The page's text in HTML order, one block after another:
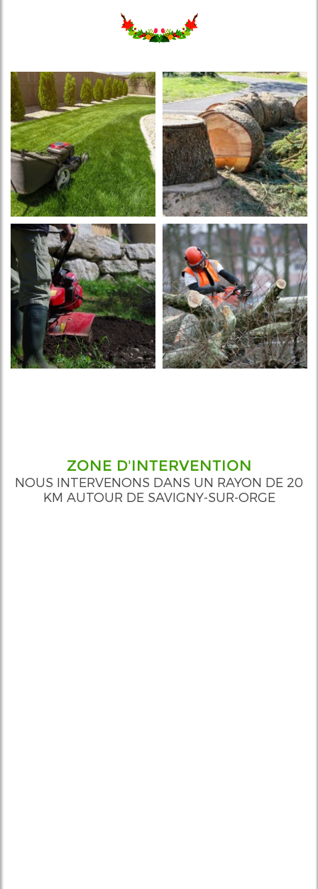
ZONE D'INTERVENTION
NOUS INTERVENONS DANS UN RAYON DE 20
KM AUTOUR DE SAVIGNY-SUR-ORGE